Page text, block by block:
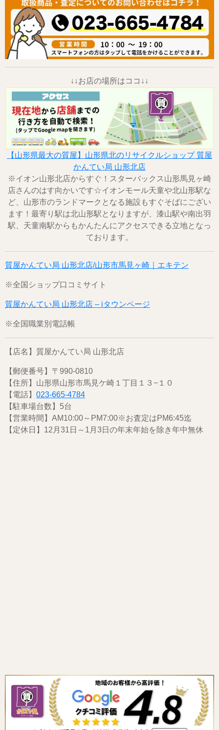
↓↓お店の場所はココ↓↓
【山形県最大の質屋】山形県北のリサイクルショップ 質屋
かんてい局 山形北店
※イオン山形北店からすぐ！スターバックス山形馬見ヶ崎
店さんのはす向かいです☆イオンモール天童や北山形駅な
ど、山形市のランドマークとなる施設もすぐそばにござい
ます！最寄り駅は北山形駅となりますが、漆山駅や南出羽
駅、天童南駅からもかんたんにアクセスできる立地となっ
ております。
質屋かんてい局 山形北店/山形市馬見ヶ崎｜エキテン
※全国ショップ口コミサイト
質屋かんてい局 山形北店 – iタウンページ
※全国職業別電話帳
【店名】質屋かんてい局 山形北店
【郵便番号】〒990-0810
【住所】山形県山形市馬見ケ崎１丁目１３−１０
【電話】 023-665-4784
【駐車場台数】5台
【営業時間】AM10:00～PM7:00※お査定はPM6:45迄
【定休日】12月31日～1月3日の年末年始を除き年中無休